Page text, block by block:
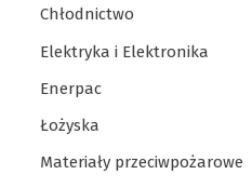
Chłodnictwo
Elektryka i Elektronika
Enerpac
Łożyska
Materiały przeciwpożarowe